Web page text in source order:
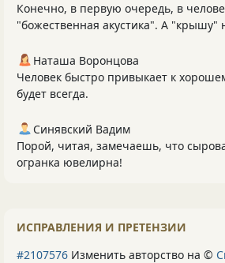
Конечно, в первую очередь, в
"божественная акустика". А "крышу"
Наташа Воронцова
Человек быстро привыкает к
будет всегда.
Синявский Вадим
Порой, читая, замечаешь, что
огранка ювелирна!
ИСПРАВЛЕНИЯ И ПРЕТЕНЗИИ
#2107576 Изменить авторство на ©